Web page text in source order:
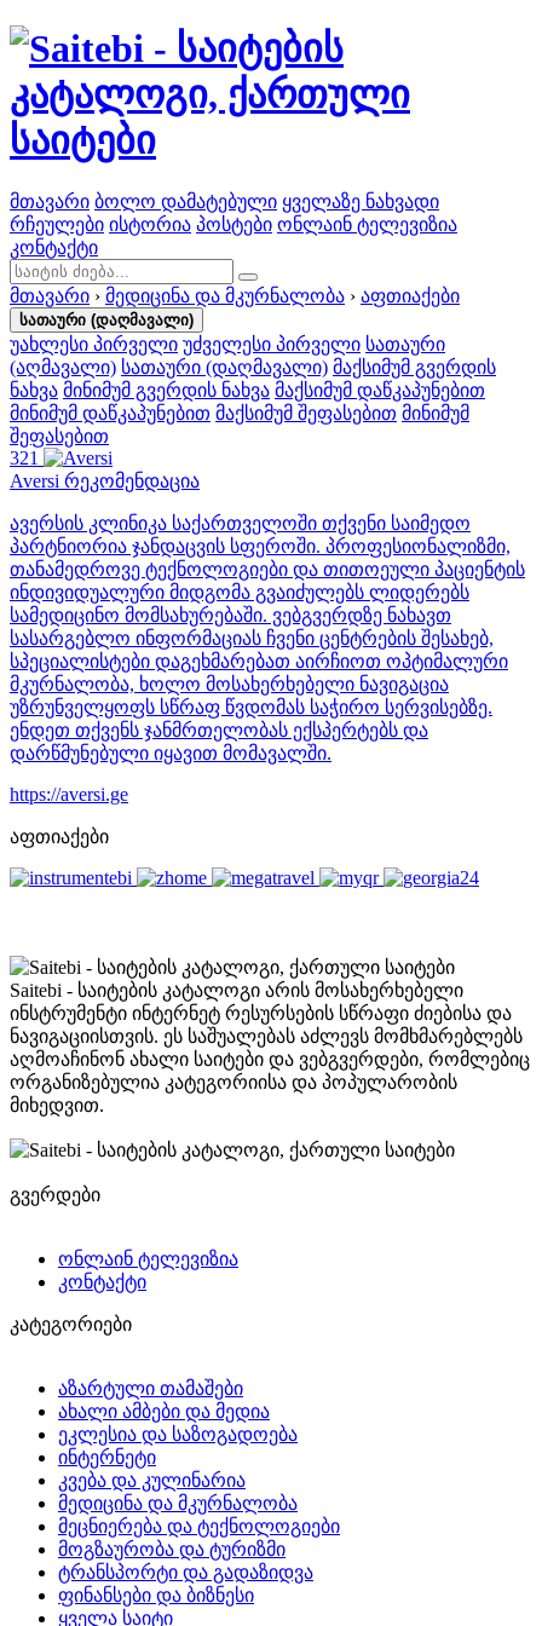
მთავარი ბოლო დამატებული ყველაზე ნახვადი
რჩეულები ისტორია პოსტები ონლაინ ტელევიზია
კონტაქტი
მთავარი › მედიცინა და მკურნალობა › აფთიაქები
სათაური (დაღმავალი)
უახლესი პირველი უძველესი პირველი სათაური
(აღმავალი) სათაური (დაღმავალი) მაქსიმუმ გვერდის
ნახვა მინიმუმ გვერდის ნახვა მაქსიმუმ დაწკაპუნებით
მინიმუმ დაწკაპუნებით მაქსიმუმ შეფასებით მინიმუმ
შეფასებით
321
Aversi რეკომენდაცია
ავერსის კლინიკა საქართველოში თქვენი საიმედო
პარტნიორია ჯანდაცვის სფეროში. პროფესიონალიზმი,
თანამედროვე ტექნოლოგიები და თითოეული პაციენტის
ინდივიდუალური მიდგომა გვაიძულებს ლიდერებს
სამედიცინო მომსახურებაში. ვებგვერდზე ნახავთ
სასარგებლო ინფორმაციას ჩვენი ცენტრების შესახებ,
სპეციალისტები დაგეხმარებათ აირჩიოთ ოპტიმალური
მკურნალობა, ხოლო მოსახერხებელი ნავიგაცია
უზრუნველყოფს სწრაფ წვდომას საჭირო სერვისებზე.
ენდეთ თქვენს ჯანმრთელობას ექსპერტებს და
დარწმუნებული იყავით მომავალში.
https://aversi.ge
აფთიაქები
Saitebi - საიტების კატალოგი არის მოსახერხებელი
ინსტრუმენტი ინტერნეტ რესურსების სწრაფი ძიებისა და
ნავიგაციისთვის. ეს საშუალებას აძლევს მომხმარებლებს
აღმოაჩინონ ახალი საიტები და ვებგვერდები, რომლებიც
ორგანიზებულია კატეგორიისა და პოპულარობის
მიხედვით.
გვერდები
ონლაინ ტელევიზია
კონტაქტი
კატეგორიები
აზარტული თამაშები
ახალი ამბები და მედია
ეკლესია და საზოგადოება
ინტერნეტი
კვება და კულინარია
მედიცინა და მკურნალობა
მეცნიერება და ტექნოლოგიები
მოგზაურობა და ტურიზმი
ტრანსპორტი და გადაზიდვა
ფინანსები და ბიზნესი
ყველა საიტი